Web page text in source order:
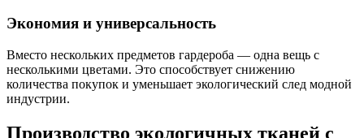
Экономия и универсальность
Вместо нескольких предметов гардероба — одна вещь с
несколькими цветами. Это способствует снижению
количества покупок и уменьшает экологический след модной
индустрии.
Производство экологичных тканей с